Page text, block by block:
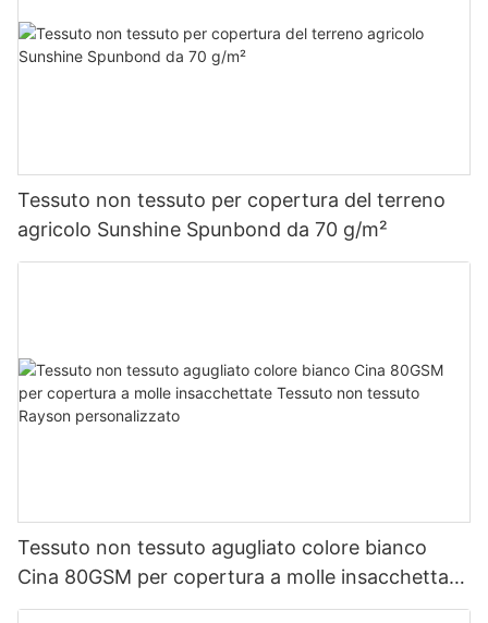
Tessuto non tessuto per copertura del terreno
agricolo Sunshine Spunbond da 70 g/m²
Tessuto non tessuto agugliato colore bianco
Cina 80GSM per copertura a molle insacchettate
Tessuto non tessuto Rayson personalizzato